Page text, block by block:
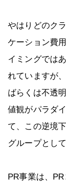
やはりどのク
ケーション費
イミングでは
れていますが
ばらくは不透
値観がパラダ
て、この逆境
グループとし
PR事業は、